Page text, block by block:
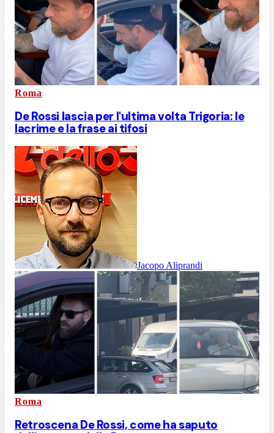
Roma
De Rossi lascia per l'ultima volta Trigoria: le
lacrime e la frase ai tifosi
Jacopo Aliprandi
Roma
Retroscena De Rossi, come ha saputo